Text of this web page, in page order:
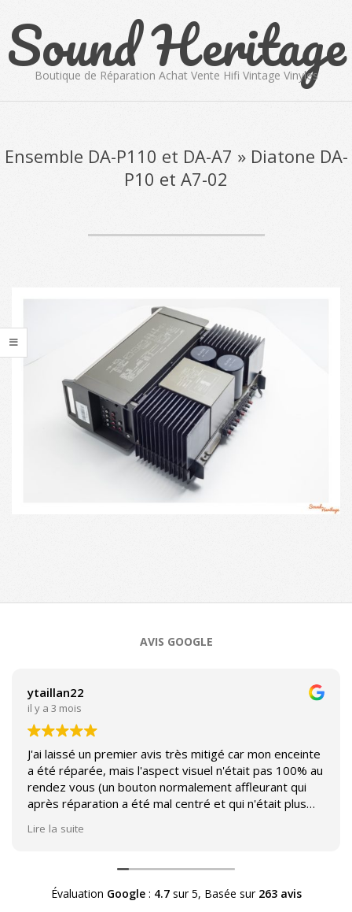
content
Sound Heritage
Boutique de Réparation Achat Vente Hifi Vintage Vinyles
Menu
Ensemble DA-P110 et DA-A7 » Diatone DA-
P10 et A7-02
07-
AVIS GOOGLE
ytaillan22
il y a 3 mois
J'ai laissé un premier avis très mitigé car mon enceinte
a été réparée, mais l'aspect visuel n'était pas 100% au
rendez vous (un bouton normalement affleurant qui
après réparation a été mal centré et qui n'était plus
Héritage afin d'échanger sur mon expérience et on
m'a fourni des explications sur le pourquoi cet aspect
visuel.
Lire la suite
Évaluation Google: 4.7sur 5, Basée sur 263 avis